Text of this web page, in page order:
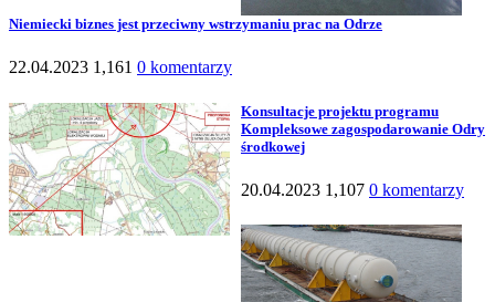
Niemiecki biznes jest przeciwny wstrzymaniu prac na Odrze
22.04.2023 1,161 0 komentarzy
Konsultacje projektu programu
Kompleksowe zagospodarowanie Odry
środkowej
20.04.2023 1,107 0 komentarzy